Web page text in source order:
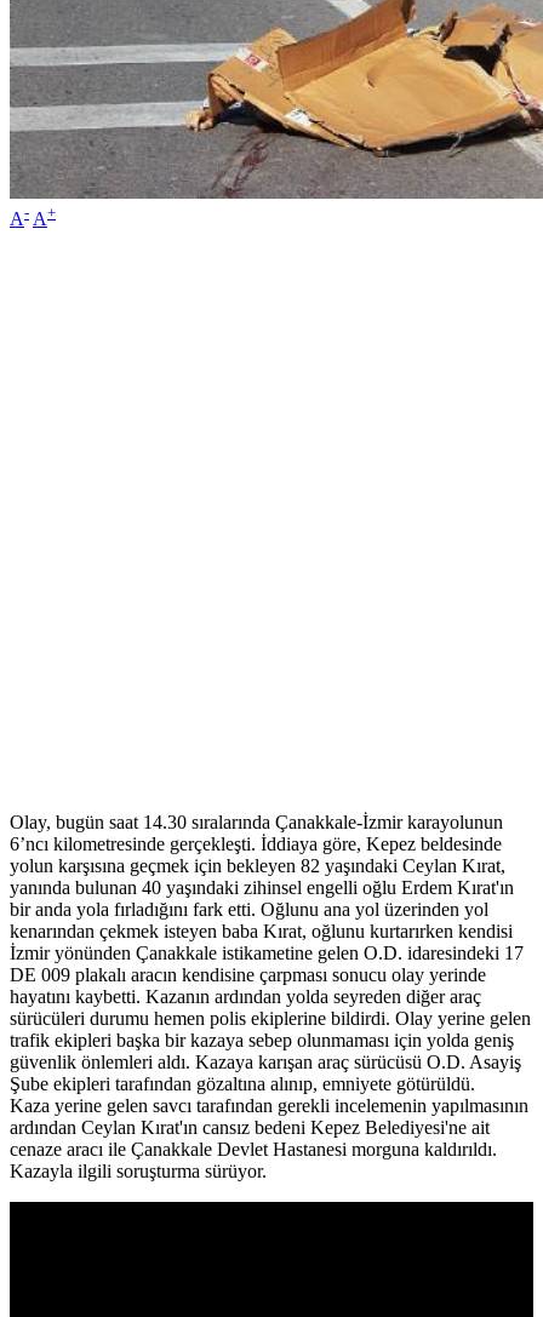
A- A+
Olay, bugün saat 14.30 sıralarında Çanakkale-İzmir karayolunun
6’ncı kilometresinde gerçekleşti. İddiaya göre, Kepez beldesinde
yolun karşısına geçmek için bekleyen 82 yaşındaki Ceylan Kırat,
yanında bulunan 40 yaşındaki zihinsel engelli oğlu Erdem Kırat'ın
bir anda yola fırladığını fark etti. Oğlunu ana yol üzerinden yol
kenarından çekmek isteyen baba Kırat, oğlunu kurtarırken kendisi
İzmir yönünden Çanakkale istikametine gelen O.D. idaresindeki 17
DE 009 plakalı aracın kendisine çarpması sonucu olay yerinde
hayatını kaybetti. Kazanın ardından yolda seyreden diğer araç
sürücüleri durumu hemen polis ekiplerine bildirdi. Olay yerine gelen
trafik ekipleri başka bir kazaya sebep olunmaması için yolda geniş
güvenlik önlemleri aldı. Kazaya karışan araç sürücüsü O.D. Asayiş
Şube ekipleri tarafından gözaltına alınıp, emniyete götürüldü.
Kaza yerine gelen savcı tarafından gerekli incelemenin yapılmasının
ardından Ceylan Kırat'ın cansız bedeni Kepez Belediyesi'ne ait
cenaze aracı ile Çanakkale Devlet Hastanesi morguna kaldırıldı.
Kazayla ilgili soruşturma sürüyor.